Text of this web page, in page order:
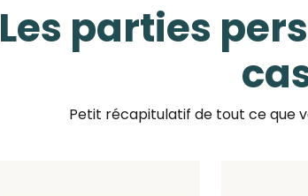
Les parties
Petit récapitulatif de tout ce que